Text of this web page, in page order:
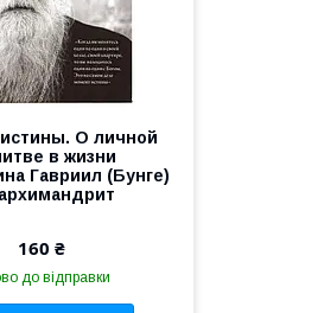
О личной
в жизни
Гавриил (Бунге)
160 ₴
до відправки